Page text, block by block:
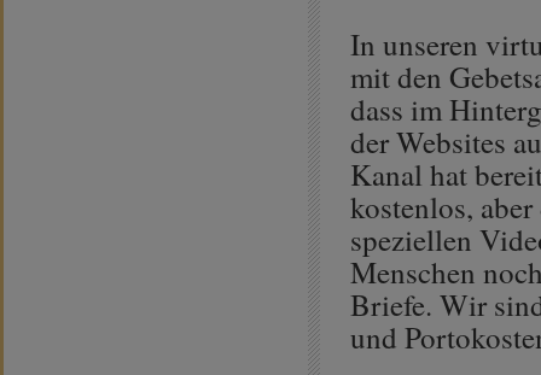
In unseren
mit den
dass im
der Websites
Kanal hat
kostenlos,
speziellen
Menschen
Briefe. Wir
und